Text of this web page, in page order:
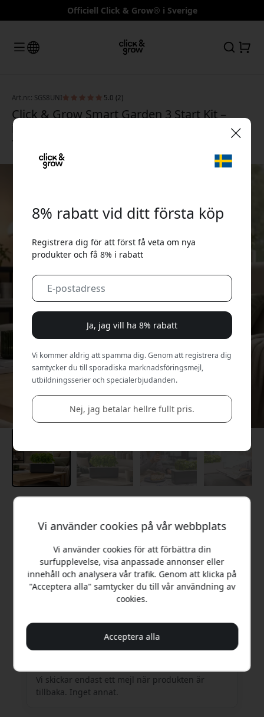
Officiell Click & Grow® i Sverige
Art.nr.: SGS8UNI 5.0 (2)
Click & Grow Smart Garden 3 Start Kit –
inomhusträdgård med LED-ljus och plats
för 3 växtkapslar - Mörkgrå
1 399 SEK
Få mejl när den är tillbaka i lager
Skriv in din e-postadress så meddelar vi dig så
fort produkten finns tillgänglig igen.
Bevaka
Vi skickar endast ett mejl när produkten är
tillbaka. Inget annat.
Vi använder cookies på vår webbplats
Vi använder cookies för att förbättra din
surfupplevelse, visa anpassade annonser eller
innehåll och analysera vår trafik. Genom att klicka på
"Acceptera alla" samtycker du till vår användning av
cookies.
Acceptera alla
8% rabatt vid ditt första köp
Registrera dig för att först få veta om nya
produkter och få 8% i rabatt
Ja, jag vill ha 8% rabatt
Vi kommer aldrig att spamma dig. Genom att registrera dig
samtycker du till sporadiska marknadsföringsmejl,
utbildningsserier och specialerbjudanden.
Nej, jag betalar hellre fullt pris.
Använd denna kod i kassan för att få 8% rabatt.